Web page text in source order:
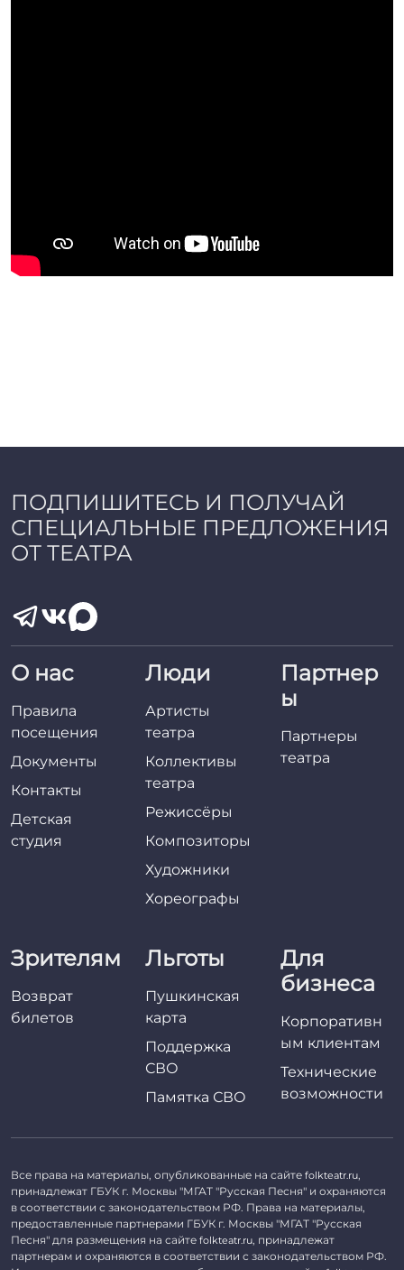
ПОДПИШИТЕСЬ И ПОЛУЧАЙ
СПЕЦИАЛЬНЫЕ ПРЕДЛОЖЕНИЯ
ОТ ТЕАТРА
О нас
Правила
посещения
Документы
Контакты
Детская
студия
Люди
Артисты
театра
Коллективы
театра
Режиссёры
Композиторы
Художники
Хореографы
Партнер
ы
Партнеры
театра
Зрителям
Возврат
билетов
Льготы
Пушкинская
карта
Поддержка
СВО
Памятка СВО
Для
бизнеса
Корпоративн
ым клиентам
Технические
возможности
Все права на материалы, опубликованные на сайте folkteatr.ru,
принадлежат ГБУК г. Москвы "МГАТ "Русская Песня" и охраняются
в соответствии с законодательством РФ. Права на материалы,
предоставленные партнерами ГБУК г. Москвы "МГАТ "Русская
Песня" для размещения на сайте folkteatr.ru, принадлежат
партнерам и охраняются в соответствии с законодательством РФ.